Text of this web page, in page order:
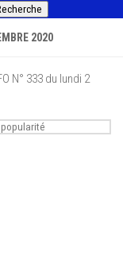
2020
N° 333 du lundi 2